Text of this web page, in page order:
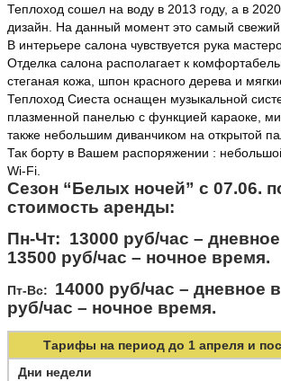
Теплоход сошел на воду в 2013 году, а в
дизайн. На данный момент это самый свежий
В интерьере салона чувствуется рука
Отделка салона располагает к
стеганая кожа, шпон красного дерева и
Теплоход Сиеста оснащен музыкальной
плазменной панелью с функцией караоке,
также небольшим диванчиком на открытой
Так борту в Вашем распоряжении :
Wi-Fi.
Сезон “Белых ночей” с 07.06.
стоимость аренды:
Пн-Чт: 13000 руб/час –
13500 руб/час – ночное время.
Пт-Вс: 14000 руб/час – дневное
руб/час – ночное время.
Тарифы на период до 1 апреля и
Дни недели